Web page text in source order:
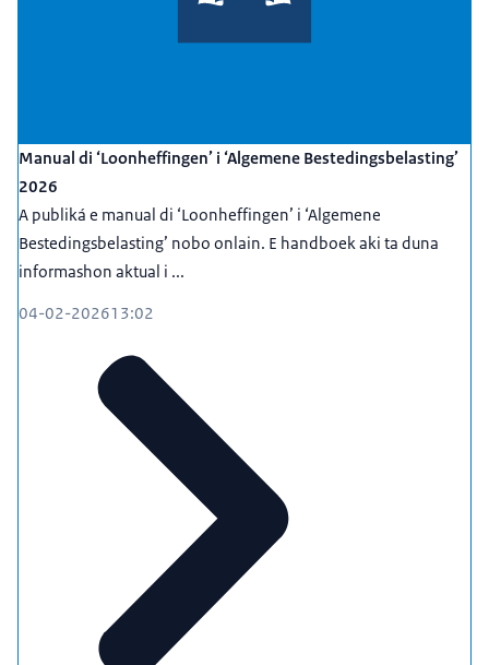
Manual di ‘Loonheffingen’ i ‘Algemene Bestedingsbelasting’
2026
A publiká e manual di ‘Loonheffingen’ i ‘Algemene
Bestedingsbelasting’ nobo onlain. E handboek aki ta duna
informashon aktual i ...
04-02-202613:02